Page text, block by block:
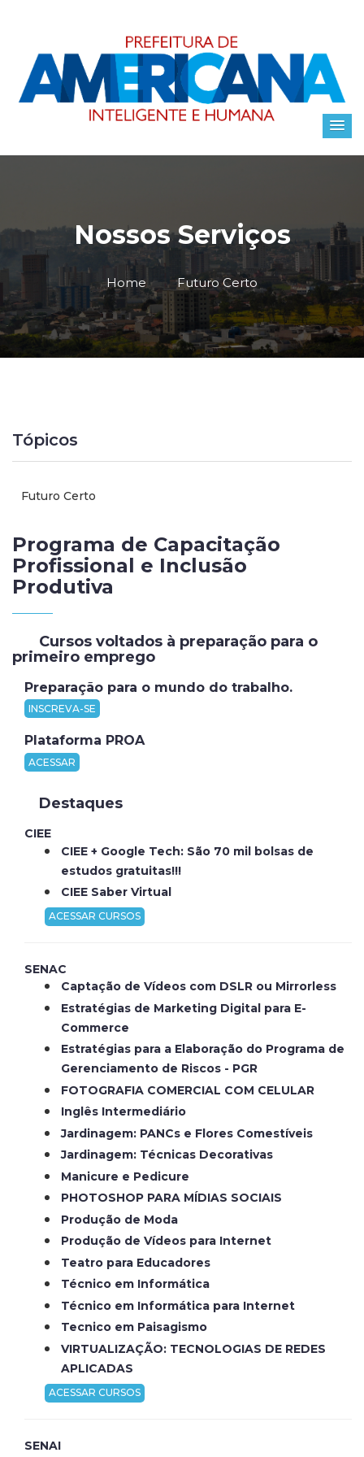
Nossos Serviços
Home Futuro Certo
Tópicos
Futuro Certo
Programa de Capacitação
Profissional e Inclusão
Produtiva
Cursos voltados à preparação para o
primeiro emprego
Preparação para o mundo do trabalho.
INSCREVA-SE
Plataforma PROA
ACESSAR
Destaques
CIEE
CIEE + Google Tech: São 70 mil bolsas de
estudos gratuitas!!!
CIEE Saber Virtual
ACESSAR CURSOS
SENAC
Captação de Vídeos com DSLR ou Mirrorless
Estratégias de Marketing Digital para E-
Commerce
Estratégias para a Elaboração do Programa de
Gerenciamento de Riscos - PGR
FOTOGRAFIA COMERCIAL COM CELULAR
Inglês Intermediário
Jardinagem: PANCs e Flores Comestíveis
Jardinagem: Técnicas Decorativas
Manicure e Pedicure
PHOTOSHOP PARA MÍDIAS SOCIAIS
Produção de Moda
Produção de Vídeos para Internet
Teatro para Educadores
Técnico em Informática
Técnico em Informática para Internet
Tecnico em Paisagismo
VIRTUALIZAÇÃO: TECNOLOGIAS DE REDES
APLICADAS
ACESSAR CURSOS
SENAI